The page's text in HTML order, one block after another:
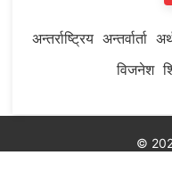
अन्तर्राष्ट्रिय अन्तर्वार्ता
विजनेश
©